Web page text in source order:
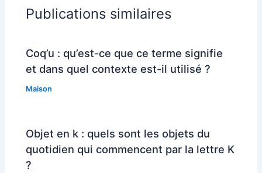
Publications similaires
Coq’u : qu’est-ce que ce terme signifie
et dans quel contexte est-il utilisé ?
Maison
Objet en k : quels sont les objets du
quotidien qui commencent par la lettre K
?